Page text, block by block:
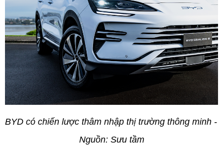
BYD có chiến lược thâm nhập thị trường thông minh -
Nguồn: Sưu tầm